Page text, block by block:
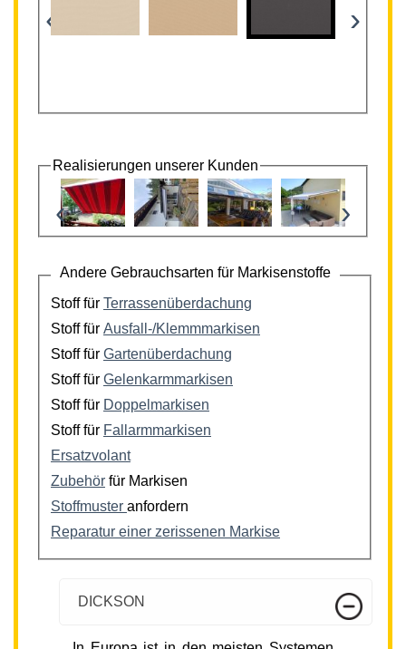
‹ ›
Realisierungen unserer Kunden
‹ ›
Andere Gebrauchsarten für Markisenstoffe
Stoff für Terrassenüberdachung
Stoff für Ausfall-/Klemmmarkisen
Stoff für Gartenüberdachung
Stoff für Gelenkarmmarkisen
Stoff für Doppelmarkisen
Stoff für Fallarmmarkisen
Ersatzvolant
Zubehör für Markisen
Stoffmuster anfordern
Reparatur einer zerissenen Markise
DICKSON